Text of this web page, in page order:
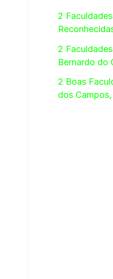
2
2
Bernardo do
2 Boas
dos Campos,